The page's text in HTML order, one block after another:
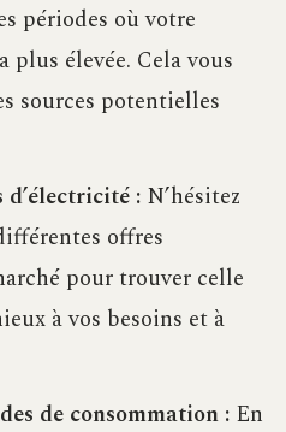
périodes où votre
plus élevée. Cela vous
sources potentielles
d’électricité :N’hésitez
offres
pour trouver celle
à vos besoins et à
de consommation :En